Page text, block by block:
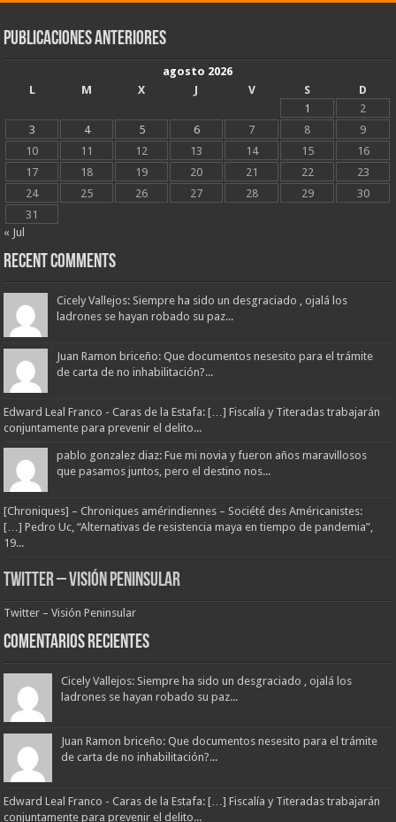
Publicaciones Anteriores
agosto 2026
L
M X J V S
D
1
2
3
4 5 6 7 8
9
10
11 12 13 14 15
16
17
18 19 20 21 22
23
24
25 26 27 28 29
30
31
« Jul
Recent Comments
Cicely Vallejos: Siempre ha sido un desgraciado , ojalá los
ladrones se hayan robado su paz...
Juan Ramon briceño: Que documentos nesesito para el trámite
de carta de no inhabilitación?...
Edward Leal Franco - Caras de la Estafa: […] Fiscalía y Titeradas trabajarán
conjuntamente para prevenir el delito...
pablo gonzalez diaz: Fue mi novia y fueron años maravillosos
que pasamos juntos, pero el destino nos...
[Chroniques] – Chroniques amérindiennes – Société des Américanistes:
[…] Pedro Uc, “Alternativas de resistencia maya en tiempo de pandemia”,
19...
Twitter – Visión Peninsular
Twitter – Visión Peninsular
Comentarios Recientes
Cicely Vallejos: Siempre ha sido un desgraciado , ojalá los
ladrones se hayan robado su paz...
Juan Ramon briceño: Que documentos nesesito para el trámite
de carta de no inhabilitación?...
Edward Leal Franco - Caras de la Estafa: […] Fiscalía y Titeradas trabajarán
conjuntamente para prevenir el delito...